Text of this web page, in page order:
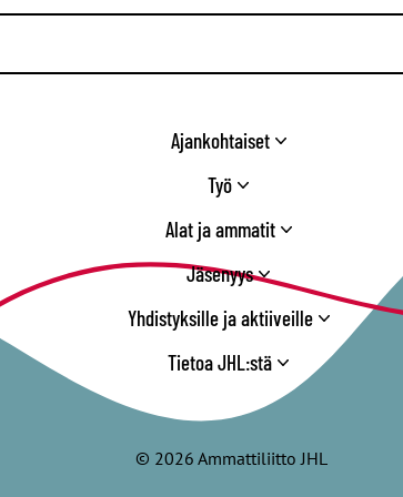
/
Ajankohtaiset
Työ
Alat ja ammatit
Jäsenyys
Yhdistyksille ja aktiiveille
Tietoa JHL:stä
© 2026 Ammattiliitto JHL